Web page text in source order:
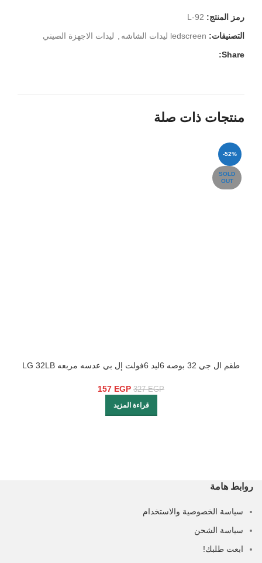
رمز المنتج: L-92
التصنيفات: ledscreen ليدات الشاشه
ليدات الاجهزة الصيني
Share:
منتجات ذات صلة
-52%
SOLD
OUT
طقم ال جي 32 بوصه 6ليد 6فولت إل بي عدسه مربعه LG 32LB
327EGP
157 EGP
قراءة المزيد
روابط هامة
سياسة الخصوصية والاستخدام
سياسة الشحن
ابعت طلبك!